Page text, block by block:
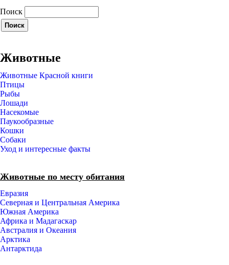
Поиск
Животные
Животные Красной книги
Птицы
Рыбы
Лошади
Насекомые
Паукообразные
Кошки
Собаки
Уход и интересные факты
Животные по месту обитания
Евразия
Северная и Центральная Америка
Южная Америка
Африка и Мадагаскар
Австралия и Океания
Арктика
Антарктида